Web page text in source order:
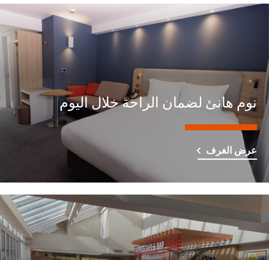
نوم هانئ لضمان الراحة خلال اليوم
عرض الغرف